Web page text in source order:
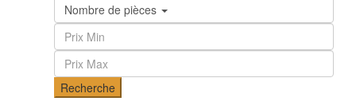
Nombre de pièces
Recherche